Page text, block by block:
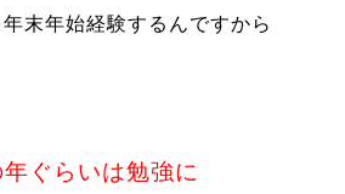
末年始経験するんですから
ぐらいは勉強に